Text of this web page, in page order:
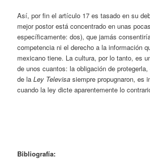
Así, por fin el artículo 17 es tasado en su
mejor postor está concentrado en unas
específicamente: dos), que jamás
competencia ni el derecho a la información
mexicano tiene. La cultura, por lo tanto, es
de unos cuantos: la obligación de
de laLey Televisa siempre propugnaron, es
cuando la ley dicte aparentemente lo
Bibliografía: